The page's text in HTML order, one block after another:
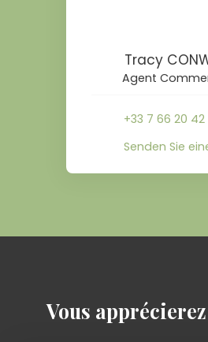
Tracy
Agent
+33 7 66 20 42
Senden Sie
Vous apprécierez